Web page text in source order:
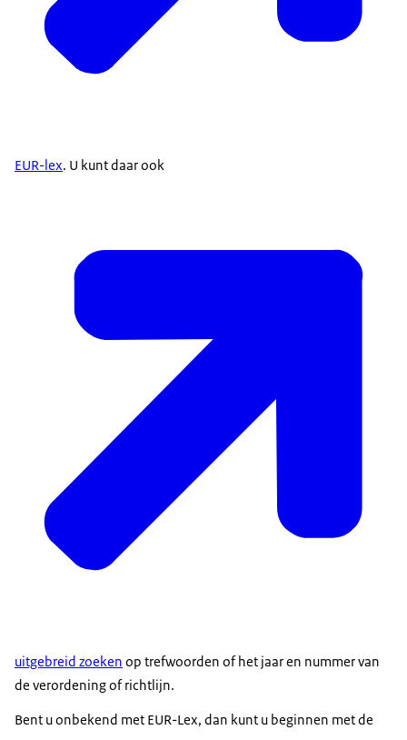
EUR-lex. U kunt daar ook
uitgebreid zoeken op trefwoorden of het jaar en nummer van
de verordening of richtlijn.
Bent u onbekend met EUR-Lex, dan kunt u beginnen met de